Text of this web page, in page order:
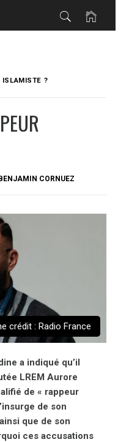
ISLAMISTE ?
CORNUEZ
crédit : Radio France
a indiqué qu’il
LREM Aurore
de « rappeur
de son
que de son
ces accusations